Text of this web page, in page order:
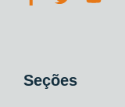
Seções